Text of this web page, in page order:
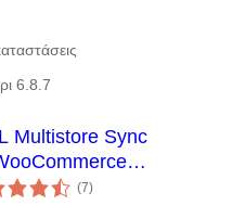
6.8.7
Multistore Sync
Products, Stock
(7αξιολογήσεις
σύνολο
)